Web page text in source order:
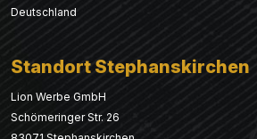
Deutschland
Standort Stephanskirchen
Lion Werbe GmbH
Schömeringer Str. 26